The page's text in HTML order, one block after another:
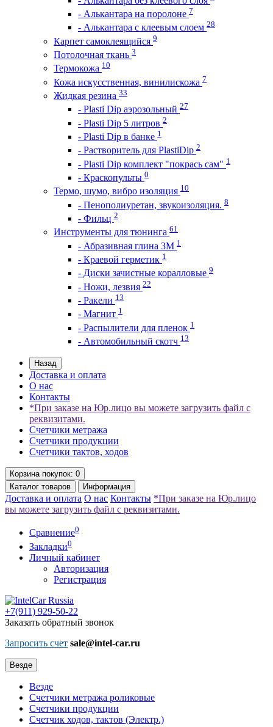
- Алькантара на поролоне 7
- Алькантара с клеевым слоем 28
Карпет самоклеящийся 9
Потолочная ткань 3
Термокожа 10
Кожа искусственная, винилискожа 7
Жидкая резина 33
- Plasti Dip аэрозольный 27
- Plasti Dip 5 литров 2
- Plasti Dip в банке 1
- Растворитель для PlastiDip 2
- Plasti Dip комплект "покрась сам" 1
- Краскопульты 0
Термо, шумо, вибро изоляция 10
- Пенополиуретан, звукоизоляция. 8
- Фильц 2
Инструменты для тюнинга 61
- Абразивная глина 3М 1
- Краевой герметик 1
- Диски зачистные коралловые 9
- Ножи, лезвия 22
- Ракели 13
- Магнит 1
- Распылители для пленок 1
- Автомобильный скотч 13
Назад
Доставка и оплата
О нас
Контакты
*При заказе на Юр.лицо вы можете загрузить файл с
реквизитами.
Счетчики метража
Счетчики продукции
Счетчики тактов, ходов
Корзина покупок: 0
Каталог товаров Информация
Доставка и оплата О нас Контакты *При заказе на Юр.лицо
вы можете загрузить файл с реквизитами.
Сравнение0
Закладки0
Личный кабинет
Авторизация
Регистрация
+7(911) 929-50-22
Заказать обратный звонок
Запросить счет sale@intel-car.ru
Везде
Везде
Счетчики метража роликовые
Счетчики продукции
Счетчик ходов, тактов (Электр.)